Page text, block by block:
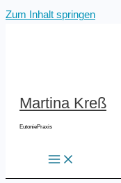
Zum Inhalt springen
Martina Kreß
EutoniePraxis